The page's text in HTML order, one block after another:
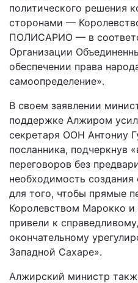
политического решения
сторонами —
ПОЛИСАРИО — в
Организации
обеспечении права
самоопределение».
В своем заявлении
поддержке Алжиром
секретаря ООН Антониу
посланника, подчеркнув
переговоров без
необходимость
для того, чтобы прямые
Королевством Марокко
привели к
окончательному
Западной Сахаре».
Алжирский министр